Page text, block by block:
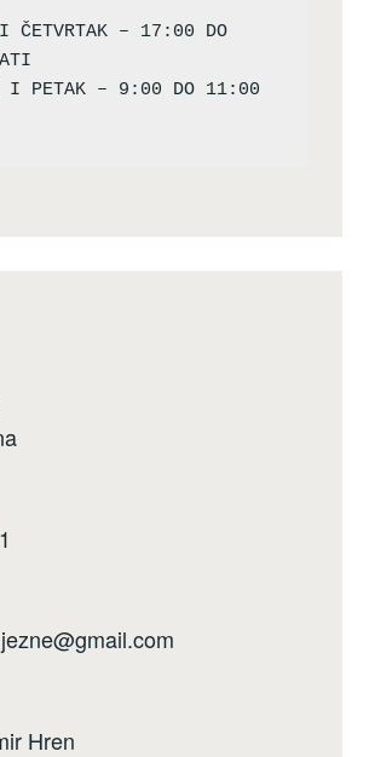
I ČETVRTAK – 17:00 DO
I PETAK – 9:00 DO 11:00
Hren